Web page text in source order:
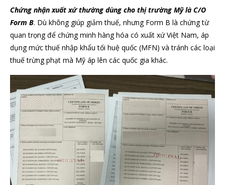
Chứng nhận xuất xứ thường dùng cho thị trường Mỹ là C/O
Form B. Dù không giúp giảm thuế, nhưng Form B là chứng từ
quan trọng để chứng minh hàng hóa có xuất xứ Việt Nam, áp
dụng mức thuế nhập khẩu tối huệ quốc (MFN) và tránh các loại
thuế trừng phạt mà Mỹ áp lên các quốc gia khác.